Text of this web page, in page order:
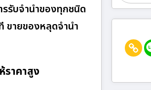
รับจำนำของทุกชนิด
ขายของหลุดจำนำ
ราคาสูง